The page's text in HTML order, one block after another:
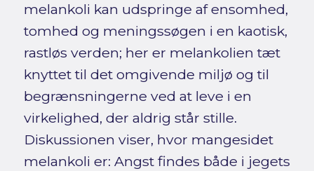
melankoli kan udspringe af ensomhed,
tomhed og meningssøgen i en kaotisk,
rastløs verden; her er melankolien tæt
knyttet til det omgivende miljø og til
begrænsningerne ved at leve i en
virkelighed, der aldrig står stille.
Diskussionen viser, hvor mangesidet
melankoli er: Angst findes både i jegets